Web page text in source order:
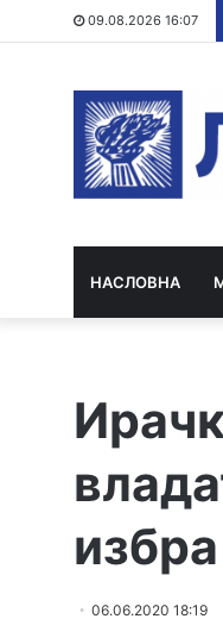
09.08.2026 16:07
НАСЛОВНА
06.06.2020 18:19